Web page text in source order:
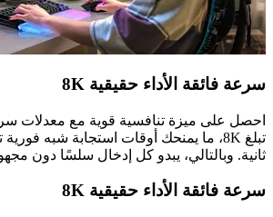
سرعة فائقة الأداء حقيقية 8K
احصل على ميزة تنافسية قوية مع معدلات
ثانية. وبالتالي، يبدو كل إدخال سلسًا دون
سرعة فائقة الأداء حقيقية 8K